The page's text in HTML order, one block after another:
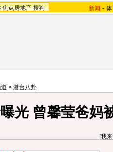
焦点房地产 搜狗 新闻 -
> 港台八卦
光 曾馨莹爸妈
[我